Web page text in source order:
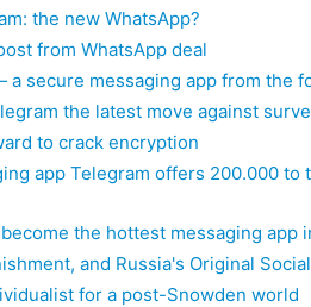
the new WhatsApp?
from WhatsApp deal
a secure messaging app from the
the latest move against
to crack encryption
app Telegram offers 200.000
the hottest messaging app
and Russia's Original
for a post-Snowden world